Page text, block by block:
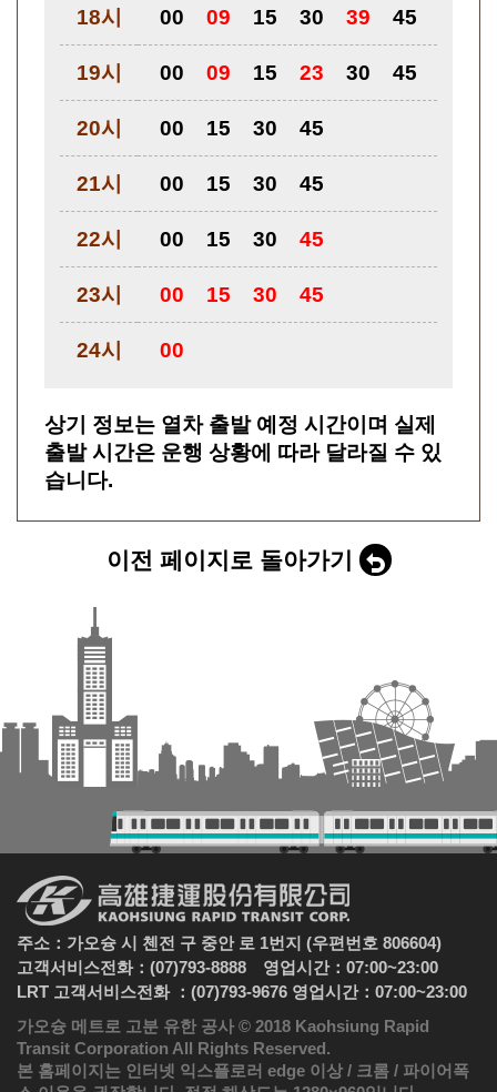
18시 00 09 15 30 39 45
19시 00 09 15 23 30 45
20시 00 15 30 45
21시 00 15 30 45
22시 00 15 30 45
23시 00 15 30 45
24시 00
상기 정보는 열차 출발 예정 시간이며 실제
출발 시간은 운행 상황에 따라 달라질 수 있
습니다.
이전 페이지로 돌아가기
주소：가오슝 시 첸전 구 중안 로 1번지 (우편번호 806604)
고객서비스전화：(07)793-8888 영업시간：07:00~23:00
LRT 고객서비스전화 ：(07)793-9676 영업시간：07:00~23:00
가오슝 메트로 고분 유한 공사 © 2018 Kaohsiung Rapid
Transit Corporation All Rights Reserved.
본 홈페이지는 인터넷 익스플로러 edge 이상 / 크롬 / 파이어폭